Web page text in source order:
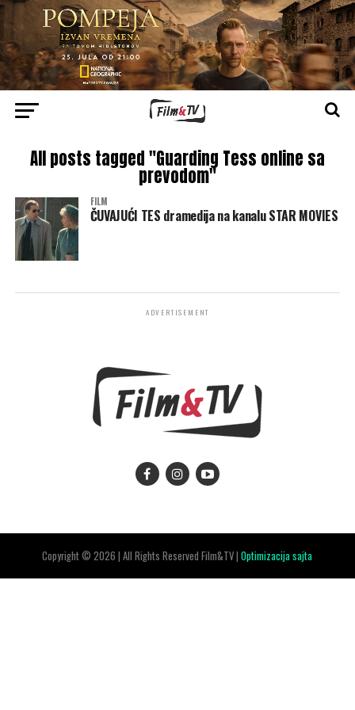
All posts tagged "Guarding Tess online sa
prevodom"
FILM
ČUVAJUĆI TES dramedija na kanalu STAR MOVIES
ADVERTISEMENT
Copyright © 2026 | All Rights Reserved Film&TV |Optimizacija sajta